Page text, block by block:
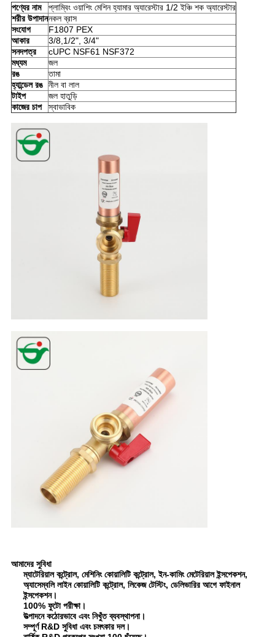
পণ্যের নাম
প্লাম্বিং ওয়াশিং মেশিন হ্যামার অ্যারেস্টার 1/2 ইঞ্চি শক অ্যারেস্টার
শরীর উপাদাননকল ব্রাস
সংযোগ
F1807 PEX
আকার
3/8,1/2", 3/4"
সনদপত্র
cUPC NSF61 NSF372
মধ্যম
জল
রঙ
তামা
হ্যান্ডেল রঙ নীল বা লাল
টাইপ
জল হাতুড়ি
কাজের চাপ
স্বাভাবিক
আমাদের সুবিধা
ম্যাটেরিয়াল কন্ট্রোল, মেশিনিং কোয়ালিটি কন্ট্রোল, ইন-কামিং মেটেরিয়াল ইন্সপেকশন,
অ্যাসেম্বলি লাইন কোয়ালিটি কন্ট্রোল, লিকেজ টেস্টিং, ডেলিভারির আগে ফাইনাল
ইন্সপেকশন।
100% ফুটো পরীক্ষা।
উত্পাদনে কঠোরভাবে এবং নিখুঁত ব্যবস্থাপনা।
সম্পূর্ণ R&D সুবিধা এবং চমৎকার দল।